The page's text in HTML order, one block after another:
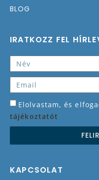
BLOG
IRATKOZZ FEL
Elolvastam, és
tájékoztatót
KAPCSOLAT